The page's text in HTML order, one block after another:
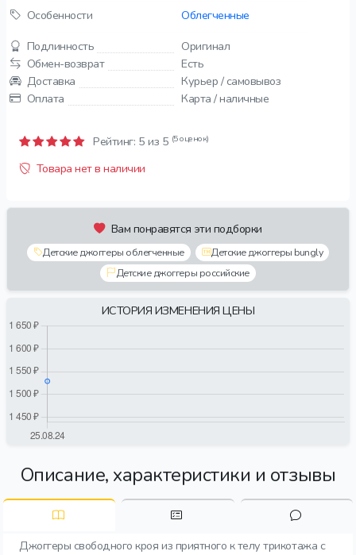
Особенности
Облегченные
Подлинность
Оригинал
Обмен-возврат
Есть
Доставка
Курьер / самовывоз
Оплата
Карта / наличные
Рейтинг: 5 из 5 (5 оценок)
Товара нет в наличии
Вам понравятся эти подборки
Детские джоггеры облегченные
Детские джоггеры bungly
Детские джоггеры российские
ИСТОРИЯ ИЗМЕНЕНИЯ ЦЕНЫ
Описание, характеристики и отзывы
Джоггеры свободного кроя из приятного к телу трикотажа с